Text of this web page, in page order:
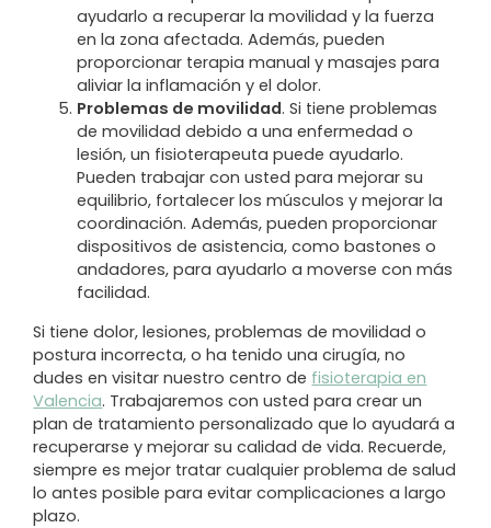
ayudarlo a recuperar la movilidad y la fuerza
en la zona afectada. Además, pueden
proporcionar terapia manual y masajes para
aliviar la inflamación y el dolor.
Problemas de movilidad. Si tiene problemas
de movilidad debido a una enfermedad o
lesión, un fisioterapeuta puede ayudarlo.
Pueden trabajar con usted para mejorar su
equilibrio, fortalecer los músculos y mejorar la
coordinación. Además, pueden proporcionar
dispositivos de asistencia, como bastones o
andadores, para ayudarlo a moverse con más
facilidad.
Si tiene dolor, lesiones, problemas de movilidad o
postura incorrecta, o ha tenido una cirugía, no
dudes en visitar nuestro centro de fisioterapia en
Valencia. Trabajaremos con usted para crear un
plan de tratamiento personalizado que lo ayudará a
recuperarse y mejorar su calidad de vida. Recuerde,
siempre es mejor tratar cualquier problema de salud
lo antes posible para evitar complicaciones a largo
plazo.